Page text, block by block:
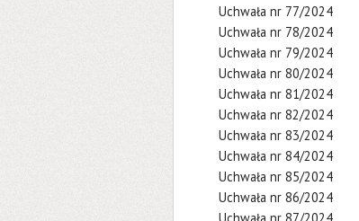
Uchwała nr 77/2024
Uchwała nr 78/2024
Uchwała nr 79/2024
Uchwała nr 80/2024
Uchwała nr 81/2024
Uchwała nr 82/2024
Uchwała nr 83/2024
Uchwała nr 84/2024
Uchwała nr 85/2024
Uchwała nr 86/2024